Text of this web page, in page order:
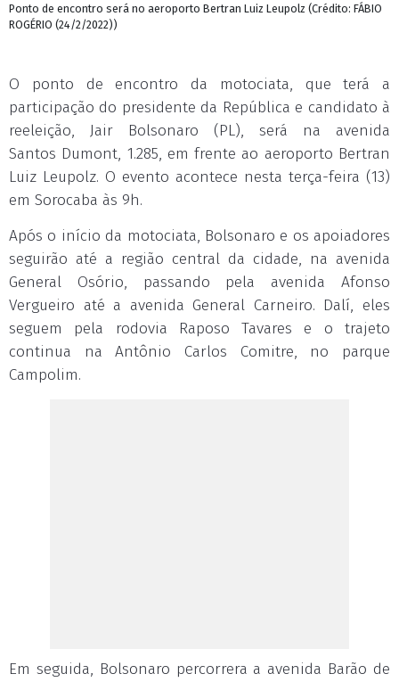
Ponto de encontro será no aeroporto Bertran Luiz Leupolz (Crédito: FÁBIO
ROGÉRIO (24/2/2022))
O ponto de encontro da motociata, que terá a
participação do presidente da República e candidato à
reeleição, Jair Bolsonaro (PL), será na avenida
Santos Dumont, 1.285, em frente ao aeroporto Bertran
Luiz Leupolz. O evento acontece nesta terça-feira (13)
em Sorocaba às 9h.
Após o início da motociata, Bolsonaro e os apoiadores
seguirão até a região central da cidade, na avenida
General Osório, passando pela avenida Afonso
Vergueiro até a avenida General Carneiro. Dalí, eles
seguem pela rodovia Raposo Tavares e o trajeto
continua na Antônio Carlos Comitre, no parque
Campolim.
Em seguida, Bolsonaro percorrera a avenida Barão de